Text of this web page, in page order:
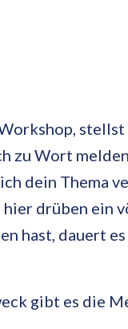
stellst
zu Wort
dein Thema
drüben ein
hast, dauert
gibt es die